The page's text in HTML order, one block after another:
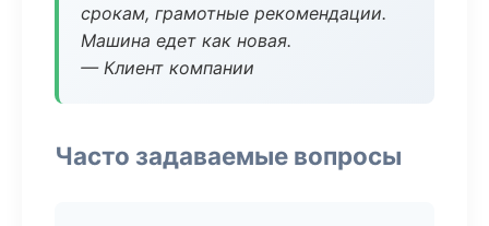
срокам, грамотные рекомендации.
Машина едет как новая.
— Клиент компании
Часто задаваемые вопросы